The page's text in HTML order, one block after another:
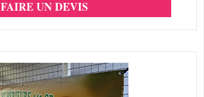
FAIRE UN DEVIS